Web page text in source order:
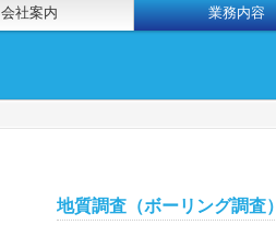
会社案内 業務内容
地質調査（ボーリング調査）